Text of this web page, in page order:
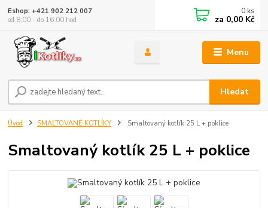
Menu
Hledat
Eshop: +421 902 212 007
od 8:00 - do 16:00 hod
0 ks
za 0,00 Kč
Úvod SMALTOVANÉ KOTLÍKY Smaltovaný kotlík 25 L + poklice
Smaltovaný kotlík 25 L + poklice